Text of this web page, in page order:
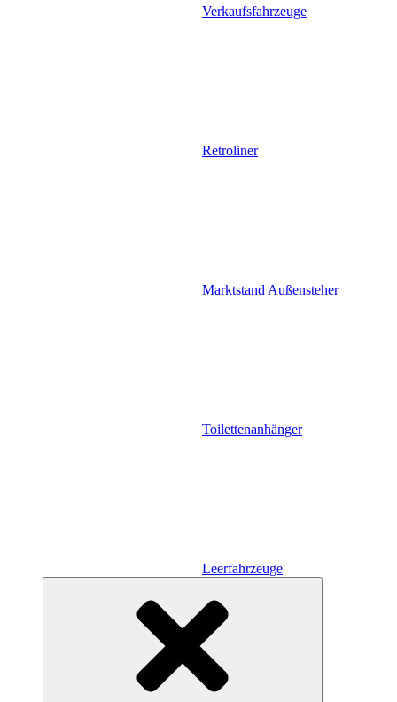
Verkaufsfahrzeuge
Retroliner
Marktstand Außensteher
Toilettenanhänger
Leerfahrzeuge